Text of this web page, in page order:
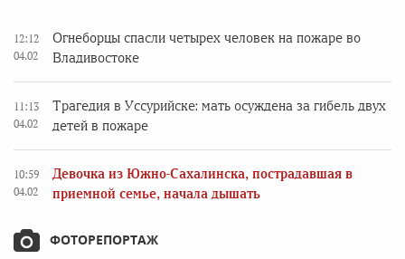
12:12
04.02
Огнеборцы спасли четырех человек на пожаре во
Владивостоке
11:13
04.02
Трагедия в Уссурийске: мать осуждена за гибель двух
детей в пожаре
10:59
04.02
Девочка из Южно-Сахалинска, пострадавшая в
приемной семье, начала дышать
ФОТОРЕПОРТАЖ